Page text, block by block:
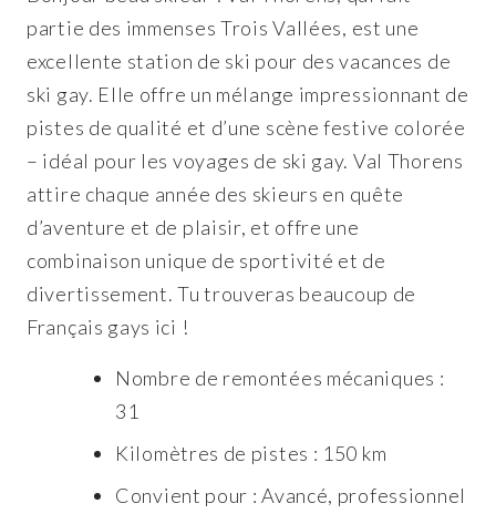
partie des immenses Trois Vallées, est une
excellente station de ski pour des vacances de
ski gay. Elle offre un mélange impressionnant de
pistes de qualité et d’une scène festive colorée
– idéal pour les voyages de ski gay. Val Thorens
attire chaque année des skieurs en quête
d’aventure et de plaisir, et offre une
combinaison unique de sportivité et de
divertissement. Tu trouveras beaucoup de
Français gays ici !
Nombre de remontées mécaniques :
31
Kilomètres de pistes : 150 km
Convient pour : Avancé, professionnel